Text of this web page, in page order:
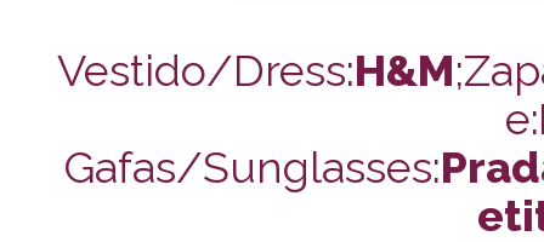
Vestido/Dress:H&M
e:
Gafas/Sunglasses: